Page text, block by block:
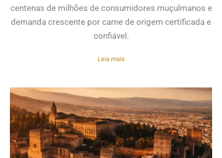
centenas de milhões de consumidores muçulmanos e
demanda crescente por carne de origem certificada e
confiável.
Leia mais